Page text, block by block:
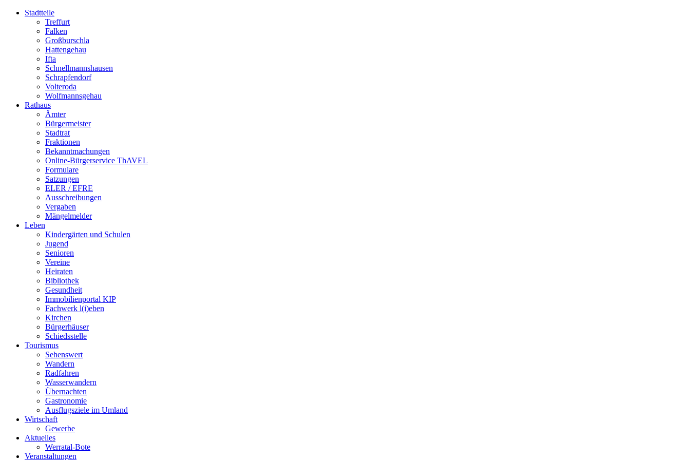
Stadtteile
Treffurt
Falken
Großburschla
Hattengehau
Ifta
Schnellmannshausen
Schrapfendorf
Volteroda
Wolfmannsgehau
Rathaus
Ämter
Bürgermeister
Stadtrat
Fraktionen
Bekanntmachungen
Online-Bürgerservice ThAVEL
Formulare
Satzungen
ELER / EFRE
Ausschreibungen
Vergaben
Mängelmelder
Leben
Kindergärten und Schulen
Jugend
Senioren
Vereine
Heiraten
Bibliothek
Gesundheit
Immobilienportal KIP
Fachwerk l(i)eben
Kirchen
Bürgerhäuser
Schiedsstelle
Tourismus
Sehenswert
Wandern
Radfahren
Wasserwandern
Übernachten
Gastronomie
Ausflugsziele im Umland
Wirtschaft
Gewerbe
Aktuelles
Werratal-Bote
Veranstaltungen